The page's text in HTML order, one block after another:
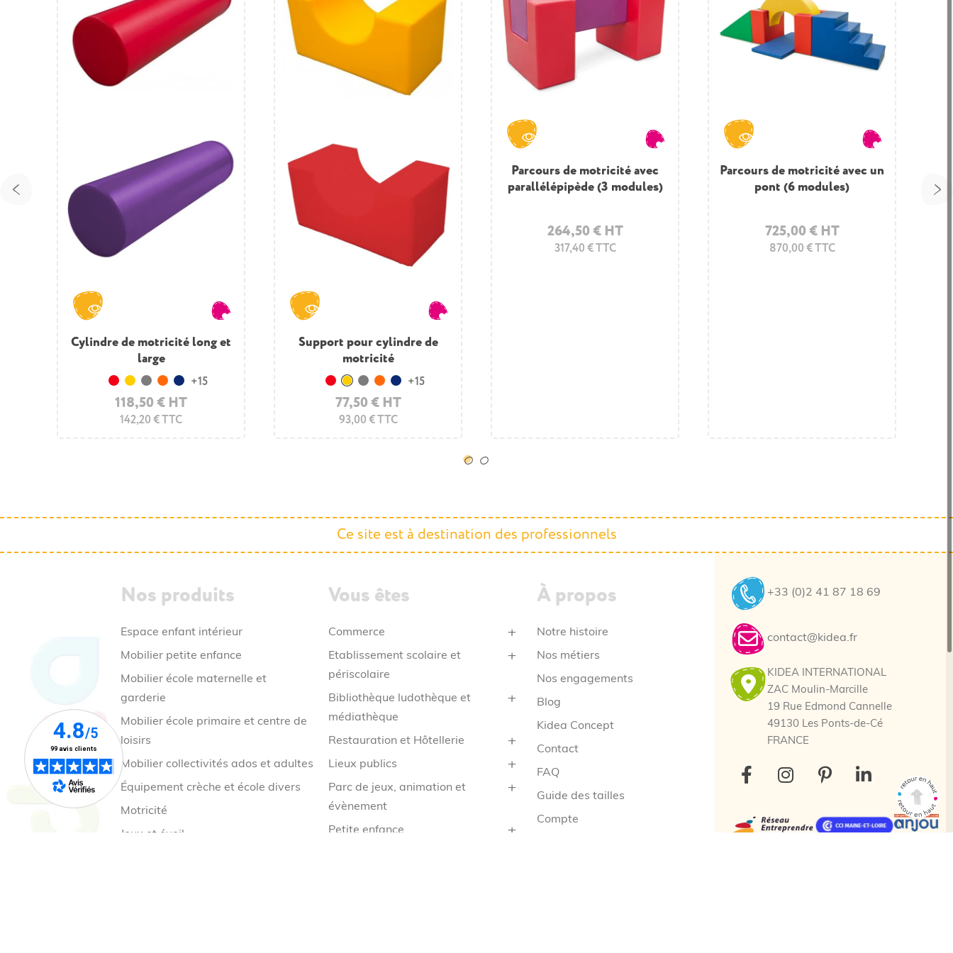
Cylindre de motricité long et
large
118,50 € HT
142,20 € TTC
Rouge
Jaune
GrisOrange
Bleu foncé
+15
Support pour cylindre de
motricité
77,50 € HT
93,00 € TTC
Rouge
Jaune
GrisOrange
Bleu foncé
+15
Parcours de motricité avec
parallélépipède (3 modules)
264,50 € HT
317,40 € TTC
Parcours de motricité avec un
pont (6 modules)
725,00 € HT
870,00 € TTC
Arche de motricité avec
échelle - Le lot de 2
278,50 € HT
334,20 € TTC
Parcours de motricité
primaire « ROULADE » (5
modules)
856,10 € HT
Parcours de motricité « AIRE
DE JEUX » (9 modules)
532,50 € HT
639,00 € TTC
Parcours de motricité avec
parallélépipède (3 modules)
264,50 € HT
317,40 € TTC
Ce site est à destination des professionnels
Nos produits
Espace enfant intérieur
Mobilier petite enfance
Mobilier école maternelle et
garderie
Mobilier école primaire et centre de
loisirs
Mobilier collectivités ados et adultes
Équipement crèche et école divers
Motricité
Jeux et éveil
Vous êtes
Commerce
Etablissement scolaire et
périscolaire
Bibliothèque ludothèque et
médiathèque
Restauration et Hôtellerie
Lieux publics
Parc de jeux, animation et
évènement
Petite enfance
À propos
Notre histoire
Nos métiers
Nos engagements
Blog
Kidea Concept
Contact
FAQ
Guide des tailles
Compte
+33 (0)2 41 87 18 69
contact@kidea.fr
KIDEA INTERNATIONAL
ZAC Moulin-Marcille
19 Rue Edmond Cannelle
49130 Les Ponts-de-Cé
FRANCE